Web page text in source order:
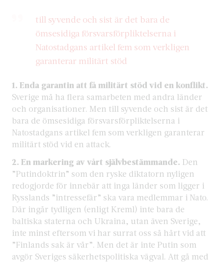
till syvende och sist är det bara de
ömsesidiga försvarsförpliktelserna i
Natostadgans artikel fem som verkligen
garanterar militärt stöd
1. Enda garantin att få militärt stöd vid en konflikt.
Sverige må ha flera samarbeten med andra länder
och organisationer. Men till syvende och sist är det
bara de ömsesidiga försvarsförpliktelserna i
Natostadgans artikel fem som verkligen garanterar
militärt stöd vid en attack.
2. En markering av vårt självbestämmande. Den
”Putindoktrin” som den ryske diktatorn nyligen
redogjorde för innebär att inga länder som ligger i
Rysslands ”intressefär” ska vara medlemmar i Nato.
Där ingår tydligen (enligt Kreml) inte bara de
baltiska staterna och Ukraina, utan även Sverige,
inte minst eftersom vi har surrat oss så hårt vid att
”Finlands sak är vår”. Men det är inte Putin som
avgör Sveriges säkerhetspolitiska vägval. Att gå med